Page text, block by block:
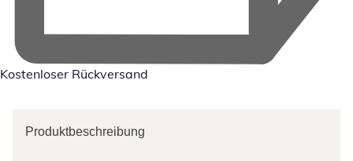
Kostenloser Rückversand
Produktbeschreibung